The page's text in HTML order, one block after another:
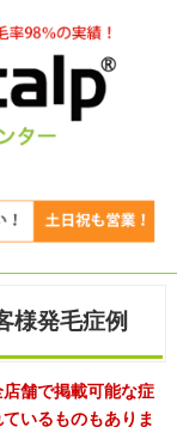
様発毛症例
舗で掲載可能な症
いるものもありま